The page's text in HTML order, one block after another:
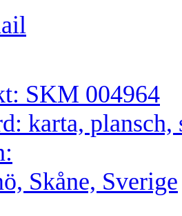
SKM 004964
karta, plansch,
Skåne, Sverige